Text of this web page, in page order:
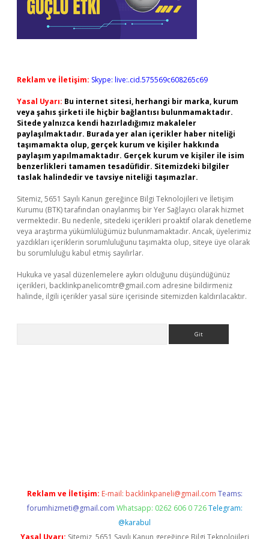
Reklam ve İletişim: Skype: live:.cid.575569c608265c69
Yasal Uyarı: Bu internet sitesi, herhangi bir marka, kurum
veya şahıs şirketi ile hiçbir bağlantısı bulunmamaktadır.
Sitede yalnızca kendi hazırladığımız makaleler
paylaşılmaktadır. Burada yer alan içerikler haber niteliği
taşımamakta olup, gerçek kurum ve kişiler hakkında
paylaşım yapılmamaktadır. Gerçek kurum ve kişiler ile isim
benzerlikleri tamamen tesadüfidir. Sitemizdeki bilgiler
taslak halindedir ve tavsiye niteliği taşımazlar.
Sitemiz, 5651 Sayılı Kanun gereğince Bilgi Teknolojileri ve İletişim
Kurumu (BTK) tarafından onaylanmış bir Yer Sağlayıcı olarak hizmet
vermektedir. Bu nedenle, sitedeki içerikleri proaktif olarak denetleme
veya araştırma yükümlülüğümüz bulunmamaktadır. Ancak, üyelerimiz
yazdıkları içeriklerin sorumluluğunu taşımakta olup, siteye üye olarak
bu sorumluluğu kabul etmiş sayılırlar.
Hukuka ve yasal düzenlemelere aykırı olduğunu düşündüğünüz
içerikleri, backlinkpanelicomtr@gmail.com adresine bildirmeniz
halinde, ilgili içerikler yasal süre içerisinde sitemizden kaldırılacaktır.
Reklam ve İletişim: E-mail: backlinkpaneli@gmail.com Teams:
forumhizmeti@gmail.com Whatsapp: 0262 606 0 726 Telegram:
@karabul
Yasal Uyarı: Sitemiz, 5651 Sayılı Kanun gereğince Bilgi Teknolojileri